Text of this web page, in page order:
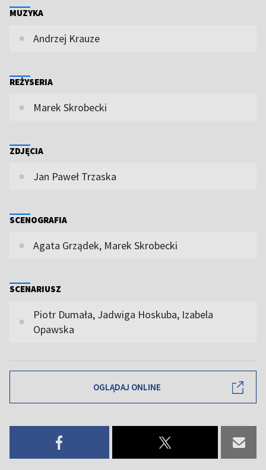
MUZYKA
Andrzej Krauze
REŻYSERIA
Marek Skrobecki
ZDJĘCIA
Jan Paweł Trzaska
SCENOGRAFIA
Agata Grządek, Marek Skrobecki
SCENARIUSZ
Piotr Dumała, Jadwiga Hoskuba, Izabela
Opawska
OGLĄDAJ ONLINE